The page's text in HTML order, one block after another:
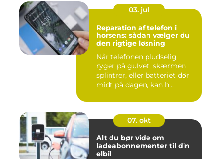
03. jul
Reparation af telefon i
horsens: sådan vælger du
den rigtige løsning
Når telefonen pludselig
ryger på gulvet, skærmen
splintrer, eller batteriet dør
midt på dagen, kan h...
07. okt
Alt du bør vide om
ladeabonnementer til din
elbil